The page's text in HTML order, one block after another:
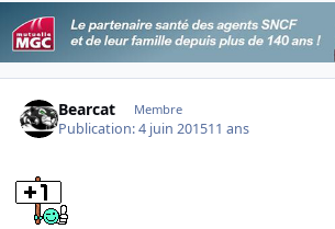
Bearcat Membre
Publication:4 juin 201511 ans